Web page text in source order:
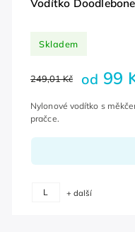
Vodítko
Skladem
249,01 Kč od 99
Nylonové vodítko s
pračce.
L + další